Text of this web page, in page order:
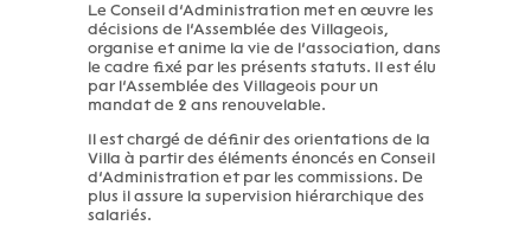
Le Conseil d’Administration met en œuvre les
décisions de l’Assemblée des Villageois,
organise et anime la vie de l’association, dans
le cadre fixé par les présents statuts. Il est élu
par l’Assemblée des Villageois pour un
mandat de 2 ans renouvelable.
Il est chargé de définir des orientations de la
Villa à partir des éléments énoncés en Conseil
d’Administration et par les commissions. De
plus il assure la supervision hiérarchique des
salariés.